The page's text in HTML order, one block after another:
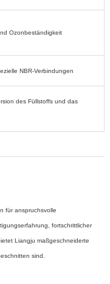
Ozonbeständigkeit
NBR-Verbindungen
des Füllstoffs und das
für anspruchsvolle
fortschrittlicher
Liangju maßgeschneiderte
sind.